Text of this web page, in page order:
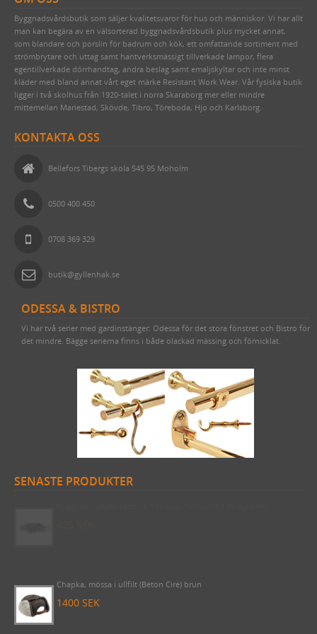
DRICKSGLAS, VINGLAS & KARAFFER
STÅLSKRUV
MÄSSINGSSKRUV
FÖRNICKLAD MÄSSINGSSKRUV
FÖRNICKLAD STÅLSKRUV
SKYLTAR MED SYMBOLER
SÅ HÄR HANDLAR DU
OM OSS
Byggnadsvårdsbutik som säljer kvalitetsvaror för hus och människor. Vi har allt
man kan begära av en välsorterad byggnadsvårdsbutik plus mycket annat,
som blandare och porslin för badrum och kök, ett omfattande sortiment med
strömbrytare och uttag samt hantverksmässigt tillverkade lampor, flera
egentillverkade dörrhandtag, andra beslag samt emaljskyltar och inte minst
kläder med bland annat vårt eget märke Resistant Work Wear. Vår fysiska butik
ligger i två skolhus från 1920-talet i norra Skaraborg mer eller mindre
mittemellan Mariestad, Skövde, Tibro, Töreboda, Hjo och Karlsborg.
KONTAKTA OSS
Bellefors Tibergs skola 545 95 Moholm
0500 400 450
0708 369 329
butik@gyllenhak.se
ODESSA & BISTRO
Vi har två serier med gardinstänger: Odessa för det stora fönstret och Bistro för
det mindre. Bägge serierna finns i både olackad mässing och förnicklat.
SENASTE PRODUKTER
Chapka, mössa i ullfilt (Béton Ciré) brun
1400 SEK